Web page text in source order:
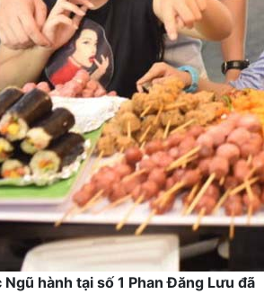
hành tại số 1 Phan Đăng Lưu đã